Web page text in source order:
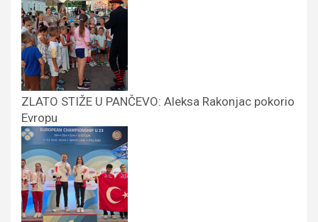
ZLATO STIŽE U PANČEVO: Aleksa Rakonjac pokorio
Evropu